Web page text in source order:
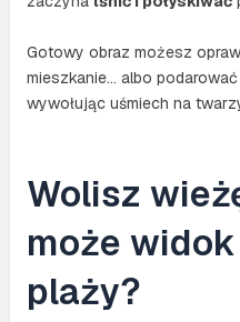
Gotowy obraz możesz
mieszkanie… albo
wywołując uśmiech na
Wolisz
może
plaży?